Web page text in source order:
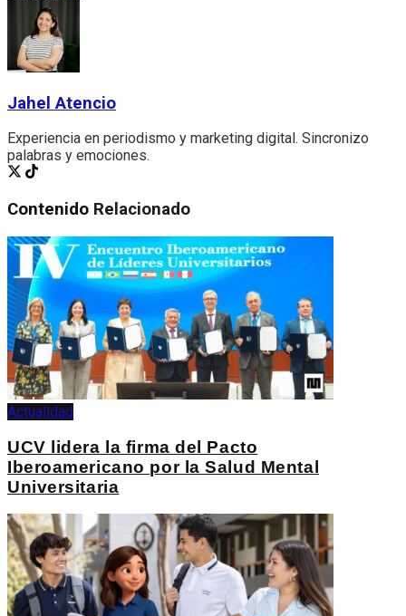
Jahel Atencio
Experiencia en periodismo y marketing digital. Sincronizo
palabras y emociones.
Contenido Relacionado
Actualidad
UCV lidera la firma del Pacto
Iberoamericano por la Salud Mental
Universitaria